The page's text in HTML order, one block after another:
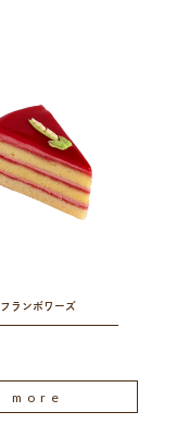
フランボワーズ
more